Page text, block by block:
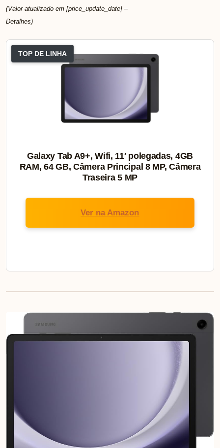
(Valor atualizado em [price_update_date] –
Detalhes)
TOP DE LINHA
Galaxy Tab A9+, Wifi, 11′ polegadas, 4GB
RAM, 64 GB, Câmera Principal 8 MP, Câmera
Traseira 5 MP
Ver na Amazon